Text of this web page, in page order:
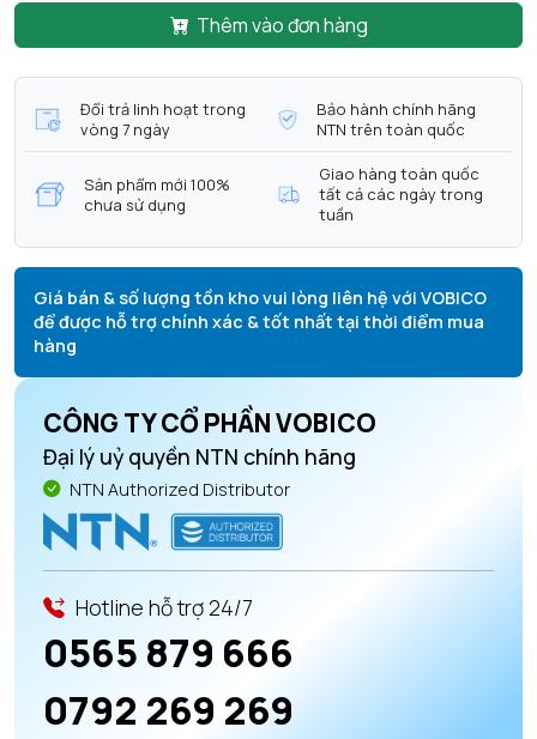
Thêm vào đơn hàng
Đổi trả linh hoạt trong
vòng 7 ngày
Bảo hành chính hãng
NTN trên toàn quốc
Sản phẩm mới 100%
chưa sử dụng
Giao hàng toàn quốc
tất cả các ngày trong
tuần
Giá bán & số lượng tồn kho vui lòng liên hệ với VOBICO
để được hỗ trợ chính xác & tốt nhất tại thời điểm mua
hàng
CÔNG TY CỔ PHẦN VOBICO
Đại lý uỷ quyền NTN chính hãng
NTN Authorized Distributor
Hotline hỗ trợ 24/7
0565 879 666
0792 269 269